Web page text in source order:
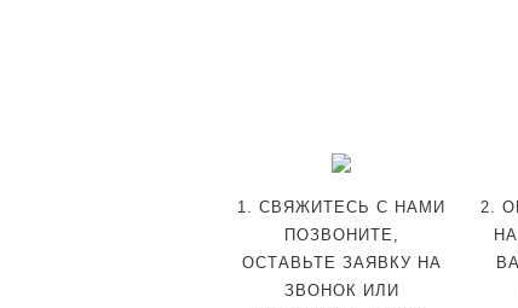
1. СВЯЖИТЕСЬ С НАМИ
ПОЗВОНИТЕ,
ОСТАВЬТЕ ЗАЯВКУ НА
ЗВОНОК ИЛИ
2.